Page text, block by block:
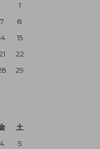
1
7
8
15
22
29
土
4
5